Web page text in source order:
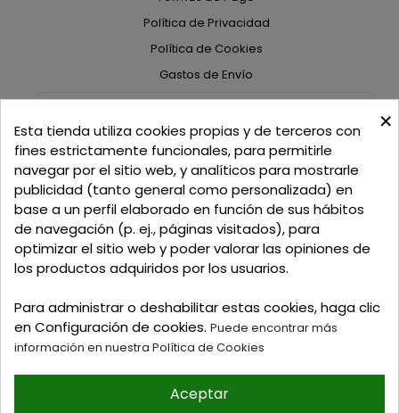
Política de Privacidad
Política de Cookies
Gastos de Envío
C/ Delgadillo Nº 7 - Local 1 - 45600
Talavera de la Reina - Toledo - (España)
Llamadnos:+34 925 82 02 19 o625 654 791
Email: curtidosytapicerias@gmail.com
Verano:
Mañanas: de 09:00h a 13:30h
Invierno:
Mañanas: de 09:30h a 13:30h
Tardes: de 16:30h a 20:00h
×
Esta tienda utiliza cookies propias y de terceros con
fines estrictamente funcionales, para permitirle
navegar por el sitio web, y analíticos para mostrarle
publicidad (tanto general como personalizada) en
base a un perfil elaborado en función de sus hábitos
de navegación (p. ej., páginas visitados), para
optimizar el sitio web y poder valorar las opiniones de
los productos adquiridos por los usuarios.
Para administrar o deshabilitar estas cookies, haga clic
en Configuración de cookies. Puede encontrar más
información en nuestra Política de Cookies
Aceptar